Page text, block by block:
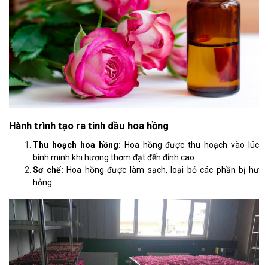
Hành trình tạo ra tinh dầu hoa hồng
Thu hoạch hoa hồng: Hoa hồng được thu hoạch vào lúc
bình minh khi hương thơm đạt đến đỉnh cao.
Sơ chế: Hoa hồng được làm sạch, loại bỏ các phần bị hư
hỏng.